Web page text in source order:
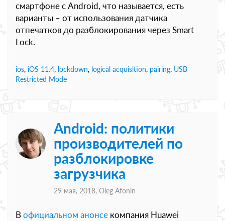
смартфоне с Android, что называется, есть
варианты – от использования датчика
отпечатков до разблокирования через Smart
Lock.
ios, iOS 11.4, lockdown, logical acquisition, pairing, USB
Restricted Mode
Android: политики
производителей по
разблокировке
загрузчика
29 мая, 2018, Oleg Afonin
Вофициальном анонсе компания Huawei